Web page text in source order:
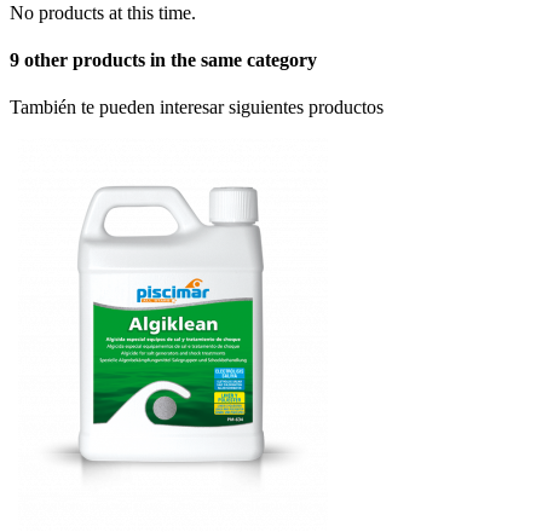
No products at this time.
9 other products in the same category
También te pueden interesar siguientes productos